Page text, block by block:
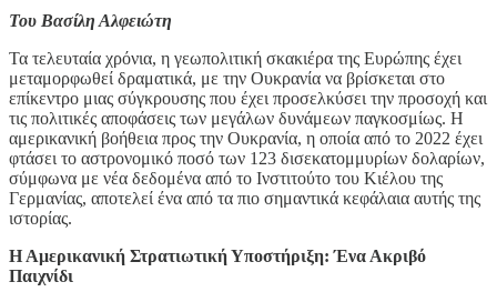
Του Βασίλη Αλφειώτη
Τα τελευταία χρόνια, η γεωπολιτική σκακιέρα της Ευρώπης έχει
μεταμορφωθεί δραματικά, με την Ουκρανία να βρίσκεται στο
επίκεντρο μιας σύγκρουσης που έχει προσελκύσει την προσοχή και
τις πολιτικές αποφάσεις των μεγάλων δυνάμεων παγκοσμίως. Η
αμερικανική βοήθεια προς την Ουκρανία, η οποία από το 2022 έχει
φτάσει το αστρονομικό ποσό των 123 δισεκατομμυρίων δολαρίων,
σύμφωνα με νέα δεδομένα από το Ινστιτούτο του Κιέλου της
Γερμανίας, αποτελεί ένα από τα πιο σημαντικά κεφάλαια αυτής της
ιστορίας.
Η Αμερικανική Στρατιωτική Υποστήριξη: Ένα Ακριβό
Παιχνίδι